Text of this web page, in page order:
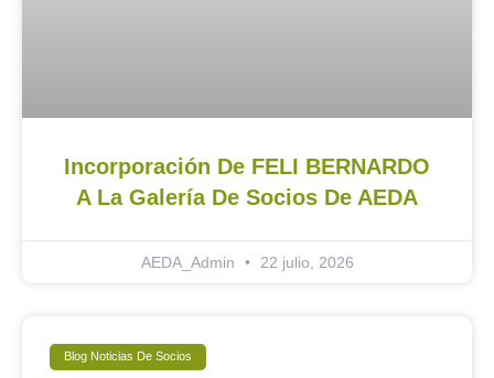
Incorporación De FELI BERNARDO
A La Galería De Socios De AEDA
AEDA_Admin 22 julio, 2026
Blog Noticias De Socios